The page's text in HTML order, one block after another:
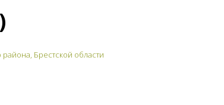
Брестской области